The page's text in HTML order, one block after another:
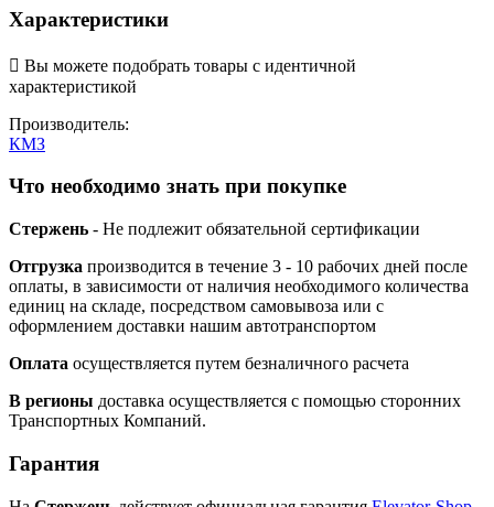
Характеристики
 Вы можете подобрать товары с идентичной
характеристикой
Производитель:
КМЗ
Что необходимо знать при покупке
Стержень - Не подлежит обязательной сертификации
Отгрузка производится в течение 3 - 10 рабочих дней после
оплаты, в зависимости от наличия необходимого количества
единиц на складе, посредством самовывоза или с
оформлением доставки нашим автотранспортом
Оплата осуществляется путем безналичного расчета
В регионы доставка осуществляется с помощью сторонних
Транспортных Компаний.
Гарантия